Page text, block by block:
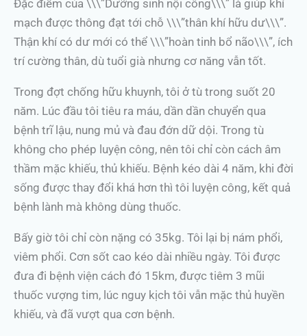
Đặc điểm của \\\”Dưỡng sinh nội công\\\” là giúp khí
mạch được thông đạt tới chỗ \\\”thân khí hữu dư\\\”.
Thận khí có dư mới có thể \\\”hoàn tinh bổ não\\\”, ích
trí cường thân, dù tuổi già nhưng cơ năng vẫn tốt.
Trong đợt chống hữu khuynh, tôi ở tù trong suốt 20
năm. Lúc đầu tôi tiêu ra máu, dần dần chuyển qua
bệnh trĩ lậu, nung mủ và đau đớn dữ dội. Trong tù
không cho phép luyện công, nên tôi chỉ còn cách âm
thầm mặc khiếu, thủ khiếu. Bệnh kéo dài 4 năm, khi đời
sống được thay đổi khá hơn thì tôi luyện công, kết quả
bệnh lành mà không dùng thuốc.
Bấy giờ tôi chỉ còn nặng có 35kg. Tôi lại bị nám phổi,
viêm phổi. Cơn sốt cao kéo dài nhiều ngày. Tôi được
đưa đi bệnh viện cách đó 15km, được tiêm 3 mũi
thuốc vượng tim, lúc nguy kịch tôi vẫn mặc thủ huyền
khiếu, và đã vượt qua cơn bệnh.